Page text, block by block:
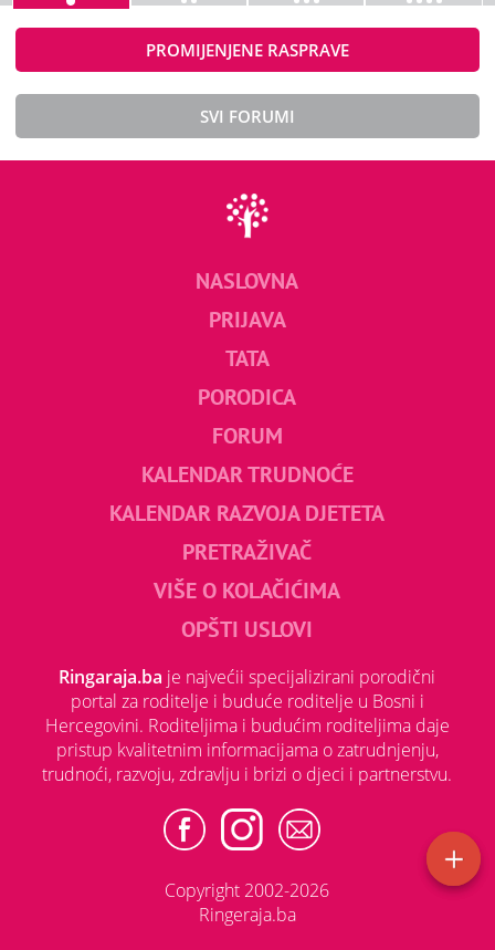
PROMIJENJENE RASPRAVE
SVI FORUMI
NASLOVNA
PRIJAVA
TATA
PORODICA
FORUM
KALENDAR TRUDNOĆE
KALENDAR RAZVOJA DJETETA
PRETRAŽIVAČ
VIŠE O KOLAČIĆIMA
OPŠTI USLOVI
Ringaraja.ba je najvećii specijalizirani porodični
portal za roditelje i buduće roditelje u Bosni i
Hercegovini. Roditeljima i budućim roditeljima daje
pristup kvalitetnim informacijama o zatrudnjenju,
trudnoći, razvoju, zdravlju i brizi o djeci i partnerstvu.
Copyright 2002-2026
Ringeraja.ba